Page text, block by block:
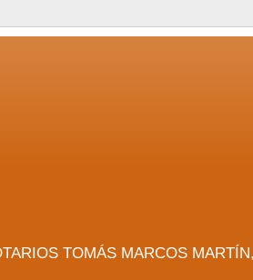
TOMÁS MARCOS